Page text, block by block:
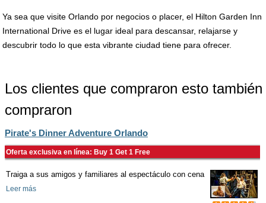
Ya sea que visite Orlando por negocios o placer, el Hilton Garden Inn
International Drive es el lugar ideal para descansar, relajarse y
descubrir todo lo que esta vibrante ciudad tiene para ofrecer.
Los clientes que compraron esto también
compraron
Pirate's Dinner Adventure Orlando
Oferta exclusiva en línea: Buy 1 Get 1 Free
Traiga a sus amigos y familiares al espectáculo con cena
Leer más